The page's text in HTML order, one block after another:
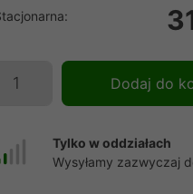
Dodaj do
Tylko w oddziałach
Wysyłamy zazwyczaj